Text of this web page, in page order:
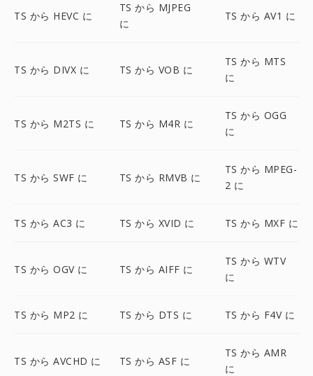
TS から HEVC に
TS から MJPEG
に
TS から AV1 に
TS から DIVX に TS から VOB に
TS から MTS
に
TS から M2TS に TS から M4R に
TS から OGG
に
TS から SWF に TS から RMVB に
TS から MPEG-
2 に
TS から AC3 に TS から XVID に TS から MXF に
TS から OGV に TS から AIFF に
TS から WTV
に
TS から MP2 に TS から DTS に TS から F4V に
TS から AVCHD に TS から ASF に
TS から AMR
に